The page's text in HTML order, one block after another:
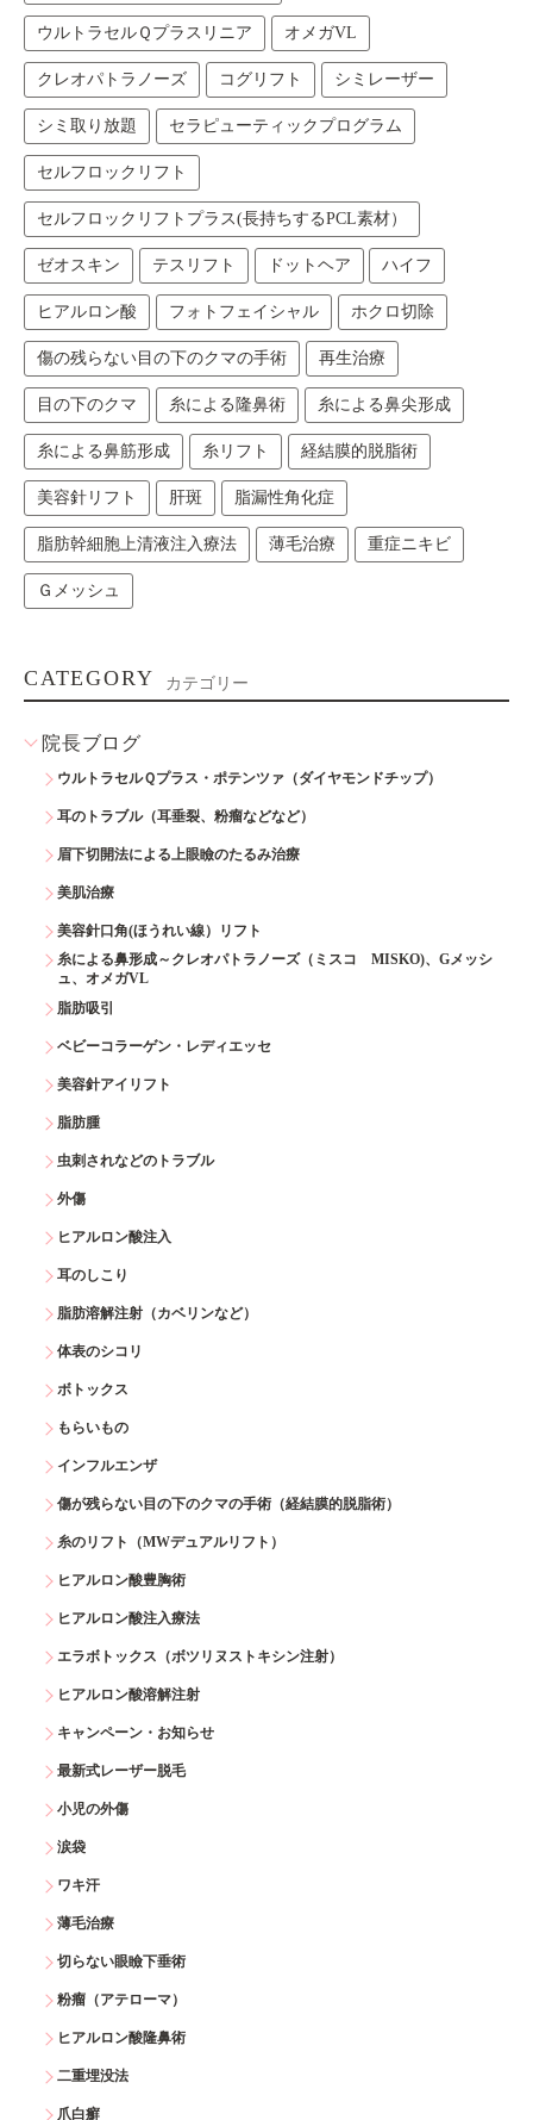
ウルトラセルＱプラスリニア オメガVL
クレオパトラノーズ コグリフト シミレーザー
シミ取り放題 セラピューティックプログラム
セルフロックリフト
セルフロックリフトプラス(長持ちするPCL素材）
ゼオスキン テスリフト ドットヘア ハイフ
ヒアルロン酸 フォトフェイシャル ホクロ切除
傷の残らない目の下のクマの手術 再生治療
目の下のクマ 糸による隆鼻術 糸による鼻尖形成
糸による鼻筋形成 糸リフト 経結膜的脱脂術
美容針リフト 肝斑 脂漏性角化症
脂肪幹細胞上清液注入療法 薄毛治療 重症ニキビ
Ｇメッシュ
CATEGORY カテゴリー
院長ブログ
ウルトラセルＱプラス・ポテンツァ（ダイヤモンドチップ）
耳のトラブル（耳垂裂、粉瘤などなど）
眉下切開法による上眼瞼のたるみ治療
美肌治療
美容針口角(ほうれい線）リフト
糸による鼻形成～クレオパトラノーズ（ミスコ MISKO)、Gメッシ
ュ、オメガVL
脂肪吸引
ベビーコラーゲン・レディエッセ
美容針アイリフト
脂肪腫
虫刺されなどのトラブル
外傷
ヒアルロン酸注入
耳のしこり
脂肪溶解注射（カベリンなど）
体表のシコリ
ボトックス
もらいもの
インフルエンザ
傷が残らない目の下のクマの手術（経結膜的脱脂術）
糸のリフト（MWデュアルリフト）
ヒアルロン酸豊胸術
ヒアルロン酸注入療法
エラボトックス（ボツリヌストキシン注射）
ヒアルロン酸溶解注射
キャンペーン・お知らせ
最新式レーザー脱毛
小児の外傷
涙袋
ワキ汗
薄毛治療
切らない眼瞼下垂術
粉瘤（アテローマ）
ヒアルロン酸隆鼻術
二重埋没法
爪白癬